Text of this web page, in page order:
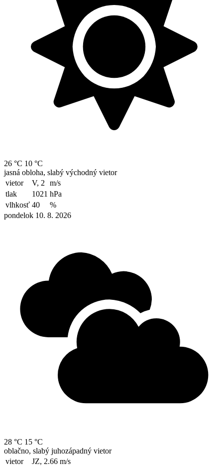
26 °C 10 °C
jasná obloha, slabý východný vietor
vietor
V, 2
m/s
tlak
1021 hPa
vlhkosť 40
%
pondelok 10. 8. 2026
28 °C 15 °C
oblačno, slabý juhozápadný vietor
vietor
JZ, 2.66 m/s